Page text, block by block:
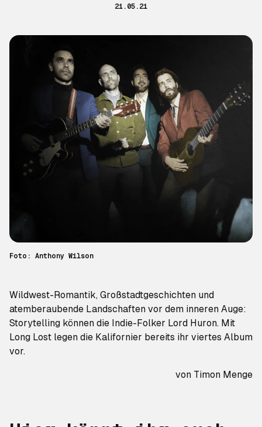
21.05.21
Foto: Anthony Wilson
Wildwest-Romantik, Großstadtgeschichten und
atemberaubende Landschaften vor dem inneren Auge:
Storytelling können die Indie-Folker Lord Huron. Mit
Long Lost legen die Kalifornier bereits ihr viertes Album
vor.
von Timon Menge